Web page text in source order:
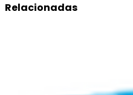
Relacionadas